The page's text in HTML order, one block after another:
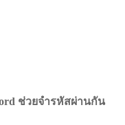
ช่วยจำรหัสผ่านกัน